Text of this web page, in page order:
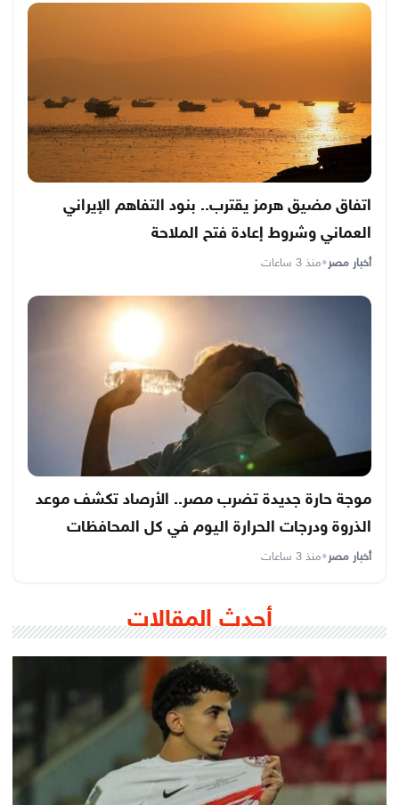
اتفاق مضيق هرمز يقترب.. بنود التفاهم الإيراني
العماني وشروط إعادة فتح الملاحة
أخبار مصر•منذ 3 ساعات
موجة حارة جديدة تضرب مصر.. الأرصاد تكشف موعد
الذروة ودرجات الحرارة اليوم في كل المحافظات
أخبار مصر•منذ 3 ساعات
أحدث المقالات